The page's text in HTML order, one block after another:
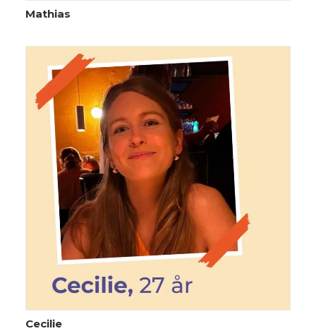
Mathias
Cecilie